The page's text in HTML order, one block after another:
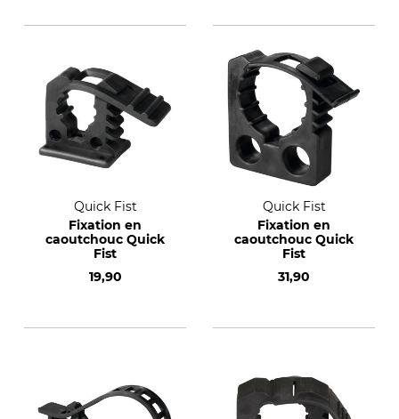
Quick Fist
Fixation en
caoutchouc Quick
Fist
19,90
Quick Fist
Fixation en
caoutchouc Quick
Fist
31,90